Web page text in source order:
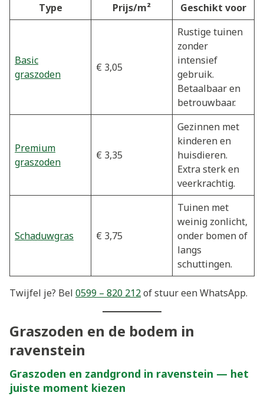
Type Prijs/m² Geschikt voor
Basic
graszoden
€ 3,05
Rustige tuinen
zonder
intensief
gebruik.
Betaalbaar en
betrouwbaar.
Premium
graszoden
€ 3,35
Gezinnen met
kinderen en
huisdieren.
Extra sterk en
veerkrachtig.
Schaduwgras € 3,75
Tuinen met
weinig zonlicht,
onder bomen of
langs
schuttingen.
Twijfel je? Bel 0599 – 820 212of stuur een WhatsApp.
Graszoden en de bodem in
ravenstein
Graszoden en zandgrond in ravenstein — het
juiste moment kiezen